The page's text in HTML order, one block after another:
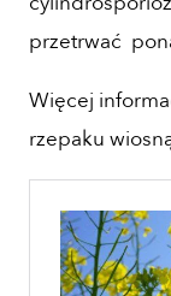
przetrwać
Więcej
rzepaku